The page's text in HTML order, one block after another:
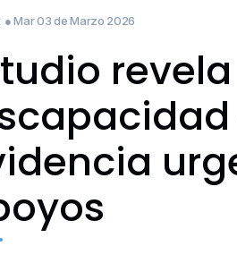
● Mar 03 de Marzo 2026